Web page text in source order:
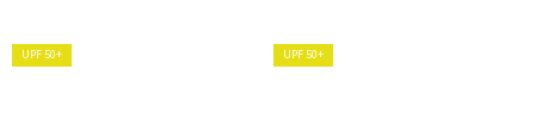
UPF 50+ UPF 50+